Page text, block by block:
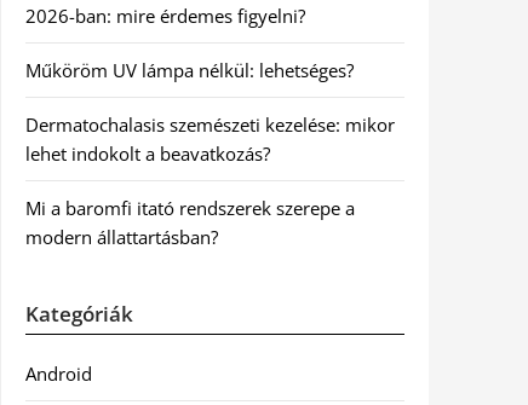
2026-ban: mire érdemes figyelni?
Műköröm UV lámpa nélkül: lehetséges?
Dermatochalasis szemészeti kezelése: mikor
lehet indokolt a beavatkozás?
Mi a baromfi itató rendszerek szerepe a
modern állattartásban?
Kategóriák
Android